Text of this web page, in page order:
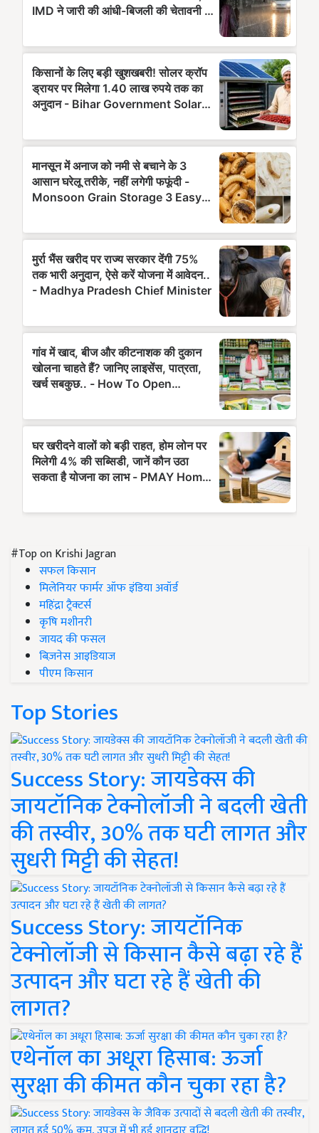
#Top on Krishi Jagran
सफल किसान
मिलेनियर फार्मर ऑफ इंडिया अवॉर्ड
महिंद्रा ट्रैक्टर्स
कृषि मशीनरी
जायद की फसल
बिज़नेस आइडियाज
पीएम किसान
Top Stories
Success Story: जायडेक्स की
जायटॉनिक टेक्नोलॉजी ने बदली खेती
की तस्वीर, 30% तक घटी लागत और
सुधरी मिट्टी की सेहत!
Success Story: जायटॉनिक
टेक्नोलॉजी से किसान कैसे बढ़ा रहे हैं
उत्पादन और घटा रहे हैं खेती की
लागत?
एथेनॉल का अधूरा हिसाब: ऊर्जा
सुरक्षा की कीमत कौन चुका रहा है?